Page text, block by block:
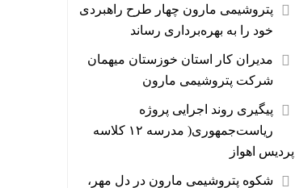
پتروشیمی مارون چهار طرح راهبردی
خود را به بهره‌برداری رساند
مدیران کار استان خوزستان میهمان
شرکت پتروشیمی مارون
پیگیری روند اجرایی پروژه
ریاست‌جمهوری( مدرسه ۱۲ کلاسه
پردیس اهواز
شکوه پتروشیمی مارون در دلِ مهر،